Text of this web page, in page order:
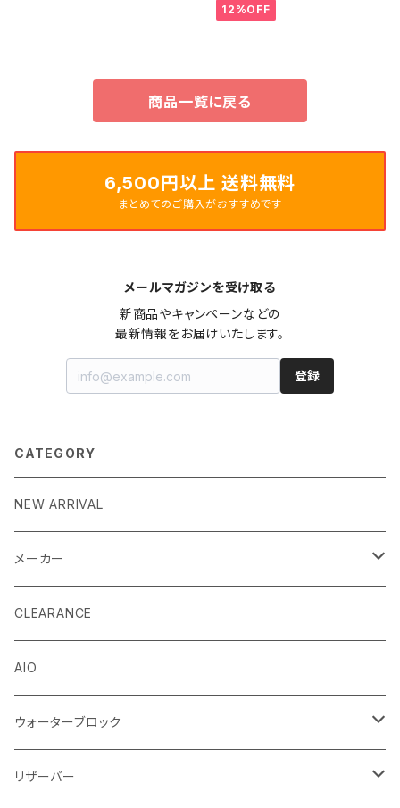
12%OFF
商品一覧に戻る
6,500円以上 送料無料
まとめてのご購入がおすすめです
メールマガジンを受け取る
新商品やキャンペーンなどの
最新情報をお届けいたします。
登録
CATEGORY
NEW ARRIVAL
メーカー
EK by LM Tek
Stealkey Customs (coming soon)
CLEARANCE
AIO
ウォーターブロック
CPUウォーターブロック
リザーバー